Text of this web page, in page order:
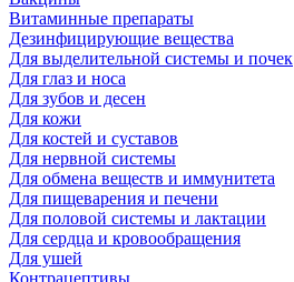
Витаминные препараты
Дезинфицирующие вещества
Для выделительной системы и почек
Для глаз и носа
Для зубов и десен
Для кожи
Для костей и суставов
Для нервной системы
Для обмена веществ и иммунитета
Для пищеварения и печени
Для половой системы и лактации
Для сердца и кровообращения
Для ушей
Контрацептивы